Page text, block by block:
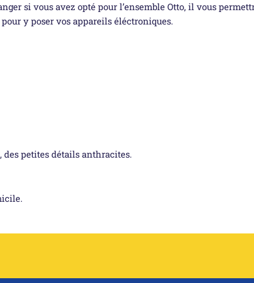
si vous avez opté pour l’ensemble Otto, il vous
y poser vos appareils éléctroniques.
des petites détails anthracites.